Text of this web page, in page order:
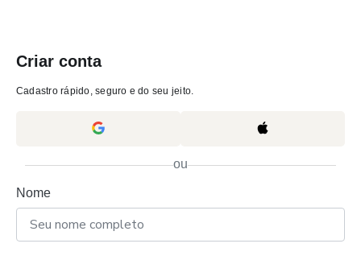
Criar conta
Cadastro rápido, seguro e do seu jeito.
ou
Nome